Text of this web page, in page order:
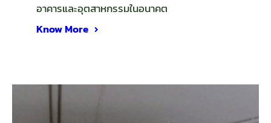
อาคารและอุตสาหกรรมในอนาคต
Know More